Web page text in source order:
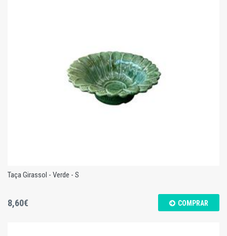
Taça Girassol - Verde - S
8,60€ COMPRAR